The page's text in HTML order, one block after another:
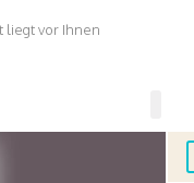
liegt vor Ihnen